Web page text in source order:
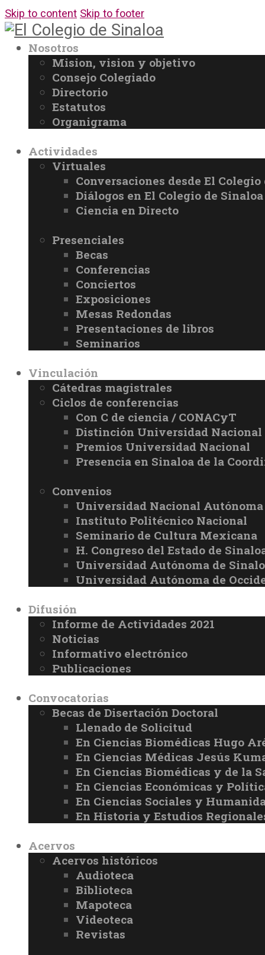
Skip to content Skip to footer
Nosotros
Mision, vision y objetivo
Consejo Colegiado
Directorio
Estatutos
Organigrama
Actividades
Virtuales
Conversaciones desde El
Diálogos en El Colegio de Sinaloa
Ciencia en Directo
Presenciales
Becas
Conferencias
Conciertos
Exposiciones
Mesas Redondas
Presentaciones de libros
Seminarios
Vinculación
Cátedras magistrales
Ciclos de conferencias
Con C de ciencia / CONACyT
Distinción Universidad Nacional
Premios Universidad Nacional
Presencia en Sinaloa de la
Convenios
Universidad Nacional
Instituto Politécnico Nacional
Seminario de Cultura Mexicana
H. Congreso del Estado de
Universidad Autónoma de
Universidad Autónoma de
Difusión
Informe de Actividades 2021
Noticias
Informativo electrónico
Publicaciones
Convocatorias
Becas de Disertación Doctoral
Llenado de Solicitud
En Ciencias Biomédicas Hugo
En Ciencias Médicas Jesús
En Ciencias Biomédicas y de la
En Ciencias Económicas y
En Ciencias Sociales y
En Historia y Estudios
Acervos
Acervos históricos
Audioteca
Biblioteca
Mapoteca
Videoteca
Revistas